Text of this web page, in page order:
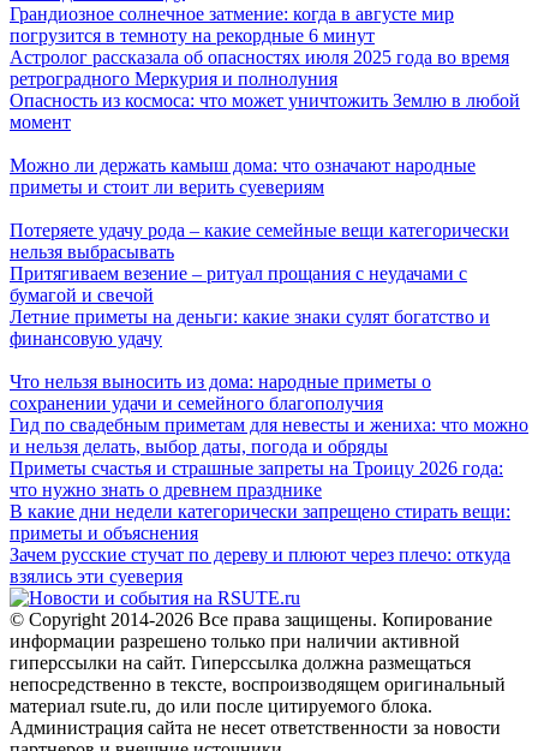
Грандиозное солнечное затмение: когда в августе мир
погрузится в темноту на рекордные 6 минут
Астролог рассказала об опасностях июля 2025 года во время
ретроградного Меркурия и полнолуния
Опасность из космоса: что может уничтожить Землю в любой
момент
Можно ли держать камыш дома: что означают народные
приметы и стоит ли верить суевериям
Потеряете удачу рода – какие семейные вещи категорически
нельзя выбрасывать
Притягиваем везение – ритуал прощания с неудачами с
бумагой и свечой
Летние приметы на деньги: какие знаки сулят богатство и
финансовую удачу
Что нельзя выносить из дома: народные приметы о
сохранении удачи и семейного благополучия
Гид по свадебным приметам для невесты и жениха: что можно
и нельзя делать, выбор даты, погода и обряды
Приметы счастья и страшные запреты на Троицу 2026 года:
что нужно знать о древнем празднике
В какие дни недели категорически запрещено стирать вещи:
приметы и объяснения
Зачем русские стучат по дереву и плюют через плечо: откуда
взялись эти суеверия
© Copyright 2014-2026 Все права защищены. Копирование
информации разрешено только при наличии активной
гиперссылки на сайт. Гиперссылка должна размещаться
непосредственно в тексте, воспроизводящем оригинальный
материал rsute.ru, до или после цитируемого блока.
Администрация сайта не несет ответственности за новости